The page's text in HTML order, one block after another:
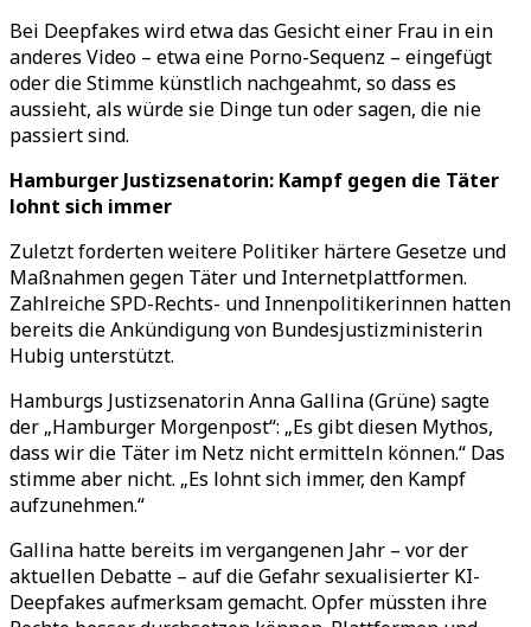
Bei Deepfakes wird etwa das Gesicht einer Frau in ein
anderes Video – etwa eine Porno-Sequenz – eingefügt
oder die Stimme künstlich nachgeahmt, so dass es
aussieht, als würde sie Dinge tun oder sagen, die nie
passiert sind.
Hamburger Justizsenatorin: Kampf gegen die Täter
lohnt sich immer
Zuletzt forderten weitere Politiker härtere Gesetze und
Maßnahmen gegen Täter und Internetplattformen.
Zahlreiche SPD-Rechts- und Innenpolitikerinnen hatten
bereits die Ankündigung von Bundesjustizministerin
Hubig unterstützt.
Hamburgs Justizsenatorin Anna Gallina (Grüne) sagte
der „Hamburger Morgenpost“: „Es gibt diesen Mythos,
dass wir die Täter im Netz nicht ermitteln können.“ Das
stimme aber nicht. „Es lohnt sich immer, den Kampf
aufzunehmen.“
Gallina hatte bereits im vergangenen Jahr – vor der
aktuellen Debatte – auf die Gefahr sexualisierter KI-
Deepfakes aufmerksam gemacht. Opfer müssten ihre